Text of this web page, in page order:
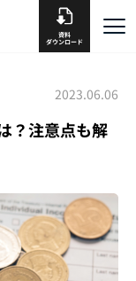
資料
ダウンロード
2023.06.06
？注意点も解